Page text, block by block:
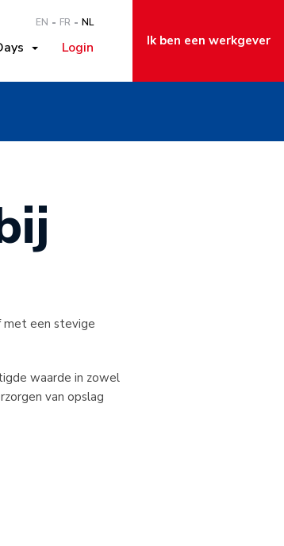
EN FR NL
Login Ik ben een werkgever
met een stevige
waarde in zowel
van opslag